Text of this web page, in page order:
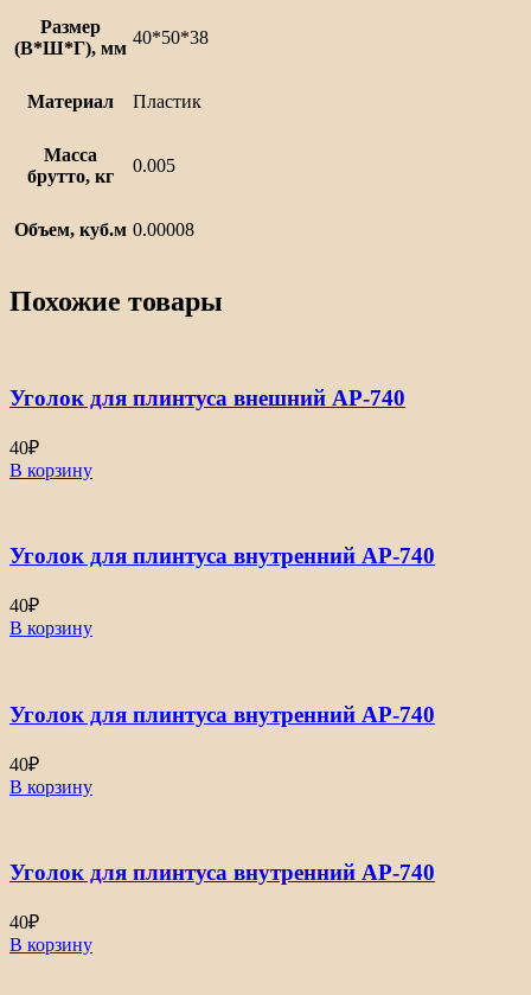
Размер
(В*Ш*Г), мм
40*50*38
Материал Пластик
Масса
брутто, кг
0.005
Объем, куб.м 0.00008
Похожие товары
Уголок для плинтуса внешний АР-740
40₽
В корзину
Уголок для плинтуса внутренний АР-740
40₽
В корзину
Уголок для плинтуса внутренний АР-740
40₽
В корзину
Уголок для плинтуса внутренний АР-740
40₽
В корзину